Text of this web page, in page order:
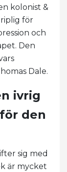
kolonist &
för
och
Den
Dale.
ivrig
den
sig med
är mycket